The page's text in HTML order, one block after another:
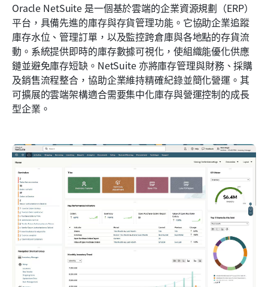
Oracle NetSuite 是一個基於雲端的企業資源規劃（ERP）
平台，具備先進的庫存與存貨管理功能。它協助企業追蹤
庫存水位、管理訂單，以及監控跨倉庫與各地點的存貨流
動。系統提供即時的庫存數據可視化，使組織能優化供應
鏈並避免庫存短缺。NetSuite 亦將庫存管理與財務、採購
及銷售流程整合，協助企業維持精確紀錄並簡化營運。其
可擴展的雲端架構適合需要集中化庫存與營運控制的成長
型企業。